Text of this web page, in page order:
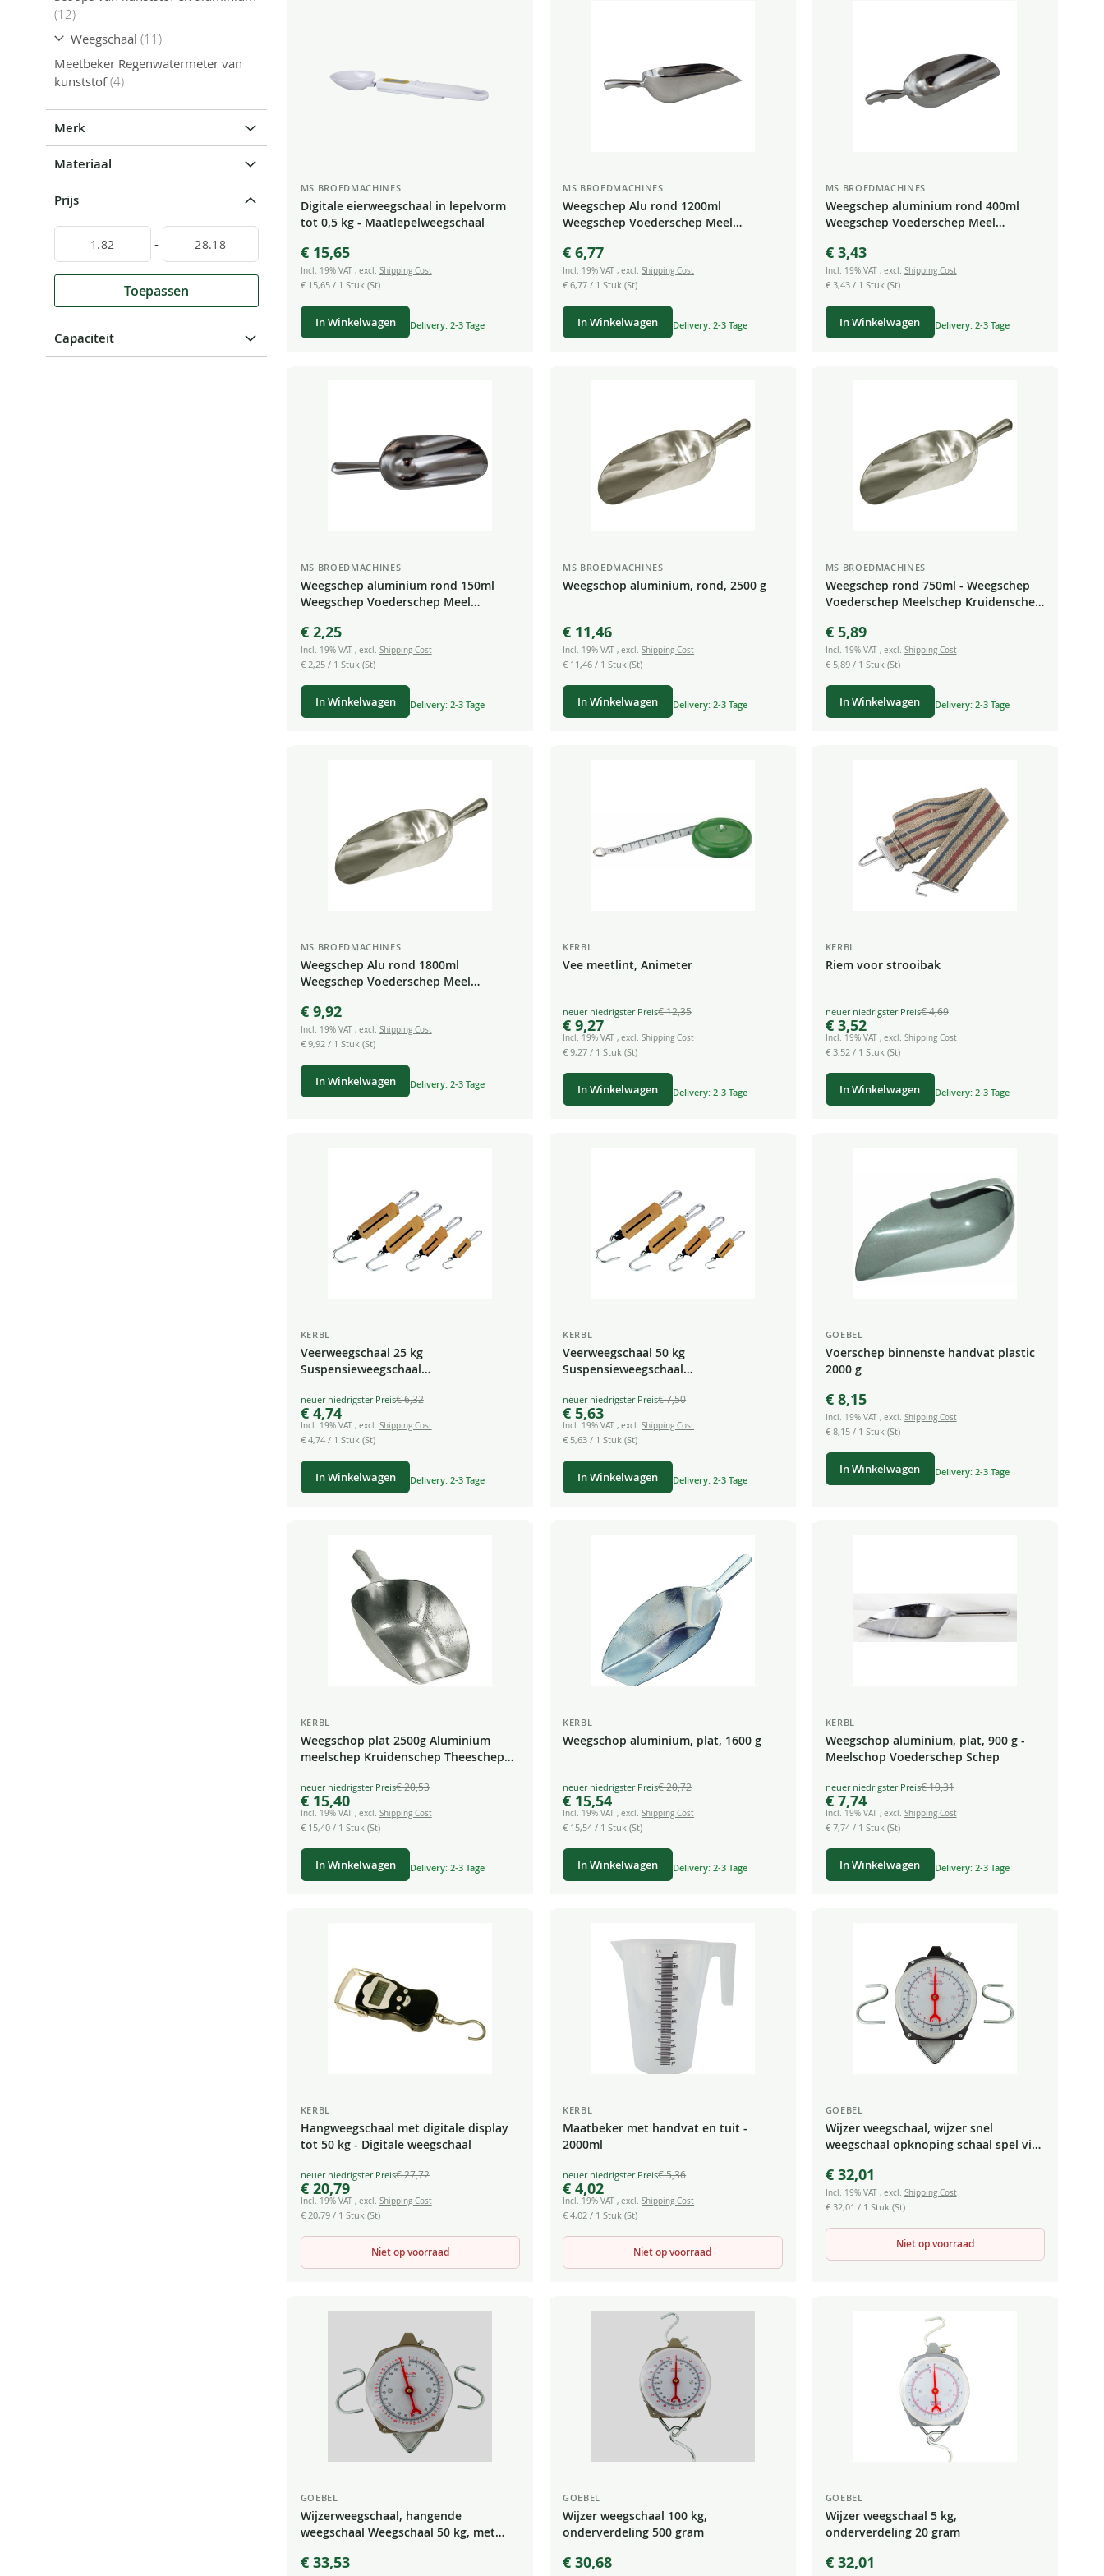
MS BROEDMACHINES
Digitale eierweegschaal in lepelvorm
tot 0,5 kg - Maatlepelweegschaal
€ 15,65
Incl. 19% VAT , excl. Shipping Cost
€ 15,65/ 1 Stuk (St)
In Winkelwagen Delivery: 2-3 Tage
MS BROEDMACHINES
Weegschep Alu rond 1200ml
Weegschep Voederschep Meel
€ 6,77
Incl. 19% VAT,excl.Shipping Cost
€ 6,77 / 1 Stuk (St)
In Winkelwagen Delivery: 2-3 Tage
MS BROEDMACHINES
Weegschep aluminium rond 400ml
Weegschep Voederschep Meel
€ 3,43
Incl. 19% VAT , excl. Shipping Cost
€ 3,43/ 1 Stuk (St)
In Winkelwagen Delivery: 2-3 Tage
MS BROEDMACHINES
Weegschep aluminium rond 150ml
Weegschep Voederschep Meel
€ 2,25
Incl. 19% VAT , excl. Shipping Cost
€ 2,25/ 1 Stuk (St)
In Winkelwagen Delivery: 2-3 Tage
MS BROEDMACHINES
Weegschop aluminium, rond, 2500 g
€ 11,46
Incl. 19% VAT,excl.Shipping Cost
€ 11,46 / 1 Stuk (St)
In Winkelwagen Delivery: 2-3 Tage
MS BROEDMACHINES
Weegschep rond 750ml - Weegschep
Voederschep Meelschep Kruidenschep
€ 5,89
Incl. 19% VAT , excl. Shipping Cost
€ 5,89/ 1 Stuk (St)
In Winkelwagen Delivery: 2-3 Tage
MS BROEDMACHINES
Weegschep Alu rond 1800ml
Weegschep Voederschep Meel
€ 9,92
Incl. 19% VAT , excl. Shipping Cost
€ 9,92/ 1 Stuk (St)
In Winkelwagen Delivery: 2-3 Tage
KERBL
Vee meetlint, Animeter
Special
Price
€ 9,27
€ 12,35
Incl. 19% VAT,excl.Shipping Cost
€ 9,27 / 1 Stuk (St)
In Winkelwagen Delivery: 2-3 Tage
KERBL
Riem voor strooibak
Special
Price
€ 3,52
€ 4,69
Incl. 19% VAT , excl. Shipping Cost
€ 3,52/ 1 Stuk (St)
In Winkelwagen Delivery: 2-3 Tage
KERBL
Veerweegschaal 25 kg
Suspensieweegschaal
Bagageweegschaal Trekweegschaal
Special
Price
€ 4,74
€ 6,32
Incl. 19% VAT , excl. Shipping Cost
€ 4,74/ 1 Stuk (St)
In Winkelwagen Delivery: 2-3 Tage
KERBL
Veerweegschaal 50 kg
Suspensieweegschaal
Bagageweegschaal Trekweegschaal
Special
Price
€ 5,63
€ 7,50
Incl. 19% VAT,excl.Shipping Cost
€ 5,63 / 1 Stuk (St)
In Winkelwagen Delivery: 2-3 Tage
GOEBEL
Voerschep binnenste handvat plastic
2000 g
€ 8,15
Incl. 19% VAT , excl. Shipping Cost
€ 8,15/ 1 Stuk (St)
In Winkelwagen Delivery: 2-3 Tage
KERBL
Weegschop plat 2500g Aluminium
meelschep Kruidenschep Theeschep
Special
Price
€ 15,40
€ 20,53
Incl. 19% VAT , excl. Shipping Cost
€ 15,40/ 1 Stuk (St)
In Winkelwagen Delivery: 2-3 Tage
KERBL
Weegschop aluminium, plat, 1600 g
Special
Price
€ 15,54
€ 20,72
Incl. 19% VAT,excl.Shipping Cost
€ 15,54 / 1 Stuk (St)
In Winkelwagen Delivery: 2-3 Tage
KERBL
Weegschop aluminium, plat, 900 g -
Meelschop Voederschep Schep
Special
Price
€ 7,74
€ 10,31
Incl. 19% VAT , excl. Shipping Cost
€ 7,74/ 1 Stuk (St)
In Winkelwagen Delivery: 2-3 Tage
KERBL
Hangweegschaal met digitale display
tot 50 kg - Digitale weegschaal
Special
Price
€ 20,79
€ 27,72
Incl. 19% VAT , excl. Shipping Cost
€ 20,79/ 1 Stuk (St)
Niet op voorraad
KERBL
Maatbeker met handvat en tuit -
2000ml
Special
Price
€ 4,02
€ 5,36
Incl. 19% VAT,excl.Shipping Cost
€ 4,02 / 1 Stuk (St)
Niet op voorraad
GOEBEL
Wijzer weegschaal, wijzer snel
weegschaal opknoping schaal spel vis
€ 32,01
Incl. 19% VAT , excl. Shipping Cost
€ 32,01 / 1 Stuk (St)
Niet op voorraad
GOEBEL
Wijzerweegschaal, hangende
weegschaal Weegschaal 50 kg, met
wijzerweegschaal
€ 33,53
GOEBEL
Wijzer weegschaal 100 kg,
onderverdeling 500 gram
€ 30,68
GOEBEL
Wijzer weegschaal 5 kg,
onderverdeling 20 gram
€ 32,01
12
producten
Weegschaal 11
producten
Meetbeker Regenwatermeter van
kunststof 4
producten
Merk
Materiaal
Prijs
-
Toepassen
Capaciteit